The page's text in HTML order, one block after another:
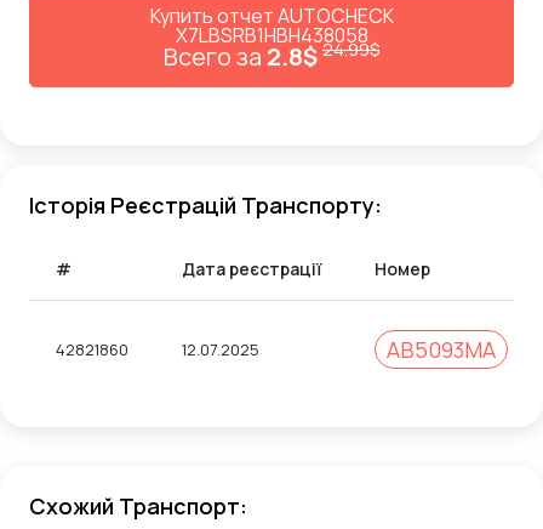
Купить отчет AUTOCHECK
X7LBSRB1HBH438058
Всего за 2.8$24.99$
Історія Реєстрацій Транспорту:
# Дата реєстрації Номер
42821860 12.07.2025 АВ5093МА
Схожий Транспорт: